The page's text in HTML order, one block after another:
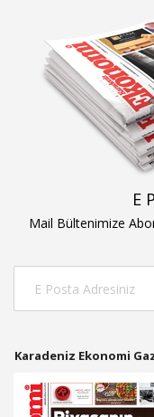
E
Mail Bültenimize
Karadeniz Ekonomi